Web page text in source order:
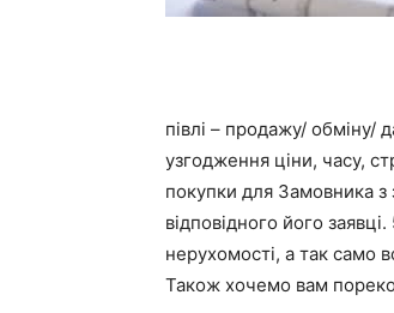
півлі – продажу/ обміну/
узгодження ціни, часу,
покупки для Замовника з
відповідного його
нерухомості, а так само
Також хочемо вам